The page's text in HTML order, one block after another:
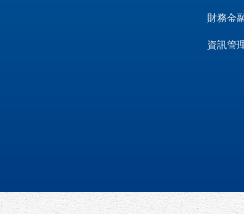
財務金
資訊管